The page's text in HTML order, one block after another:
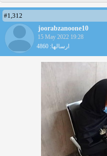
#1,312
joorabzanoone10
15 May 2022 19:28
ارسالها: 4860